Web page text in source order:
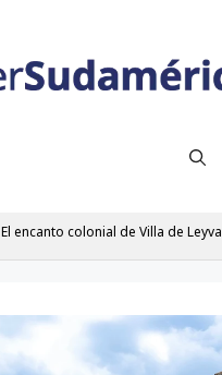
El encanto colonial de Villa de Leyva